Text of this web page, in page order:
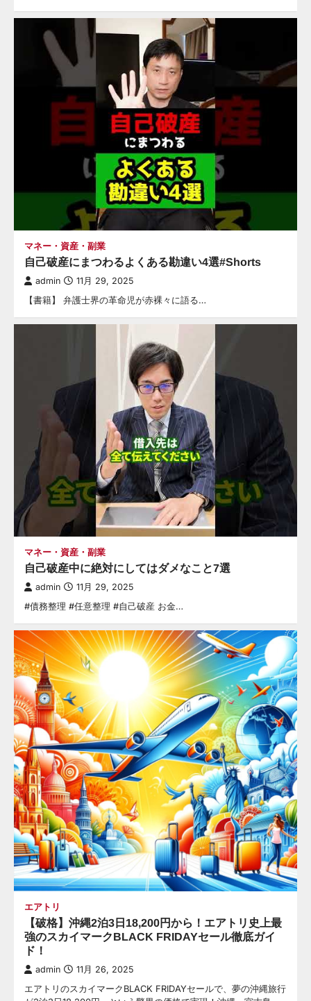
マネー・資産・副業
自己破産にまつわるよくある勘違い4選#Shorts
admin 11月 29, 2025
【書籍】 弁護士界の革命児が赤裸々に語る…
マネー・資産・副業
自己破産中に絶対にしてはダメなこと7選
admin 11月 29, 2025
#債務整理 #任意整理 #自己破産 お金…
エアトリ
【破格】沖縄2泊3日18,200円から！エアトリ史上最
強のスカイマークBLACK FRIDAYセール徹底ガイ
ド！
admin 11月 26, 2025
エアトリのスカイマークBLACK FRIDAYセールで、夢の沖縄旅行